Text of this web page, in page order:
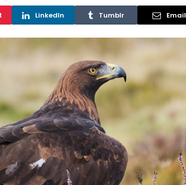
LinkedIn Tumblr Email